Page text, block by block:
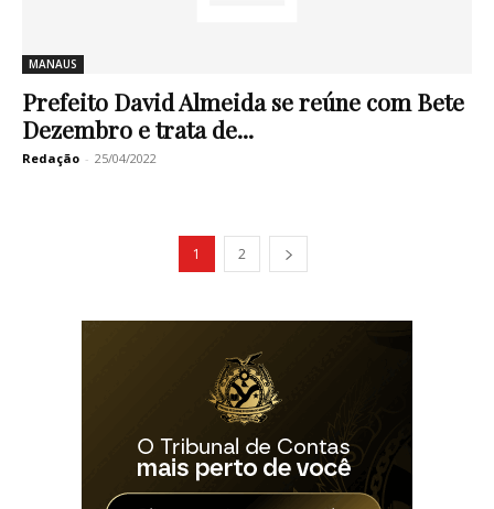
MANAUS
Prefeito David Almeida se reúne com Bete
Dezembro e trata de...
Redação - 25/04/2022
1 2